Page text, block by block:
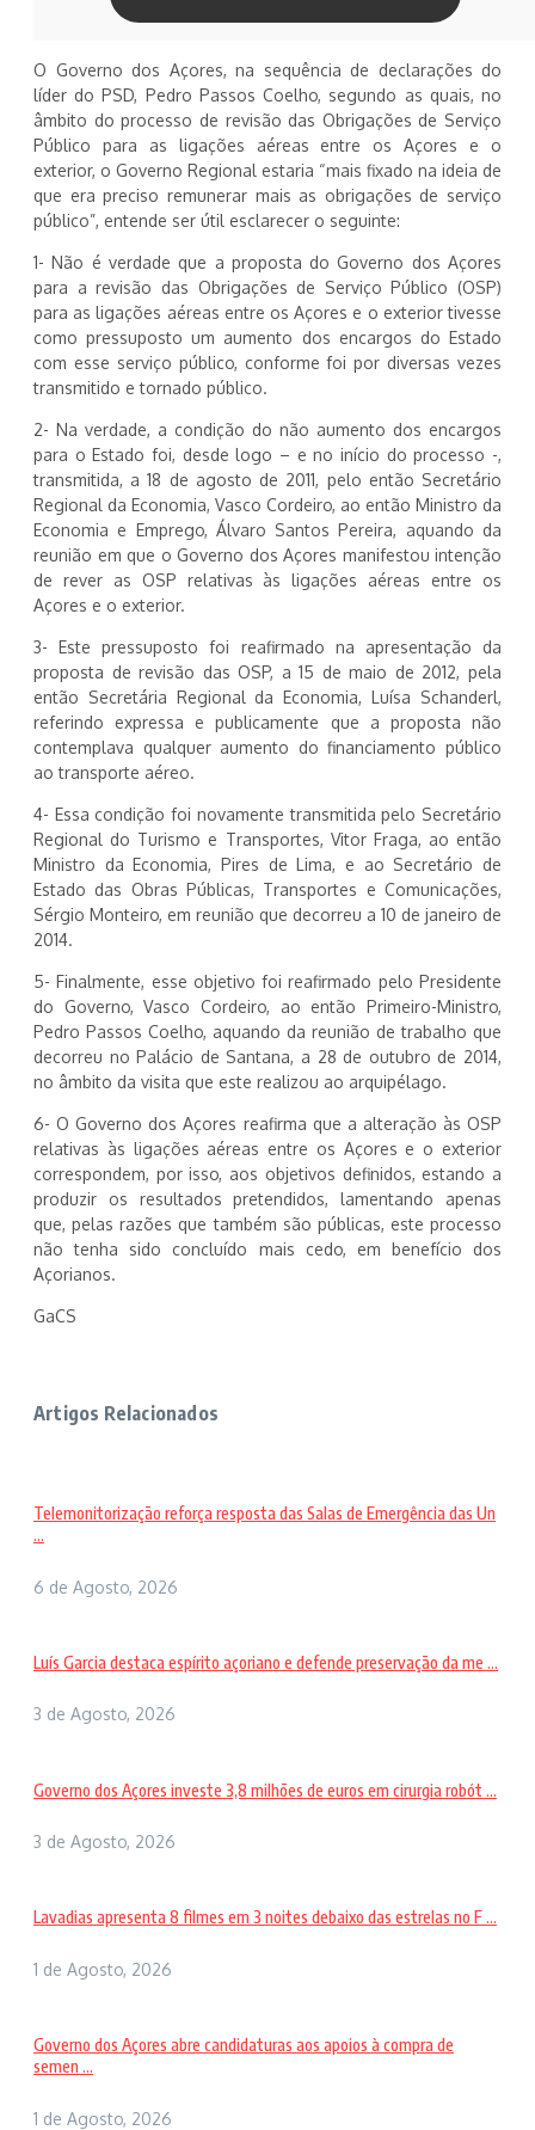
O Governo dos Açores, na sequência de declarações do
líder do PSD, Pedro Passos Coelho, segundo as quais, no
âmbito do processo de revisão das Obrigações de Serviço
Público para as ligações aéreas entre os Açores e o
exterior, o Governo Regional estaria “mais fixado na ideia de
que era preciso remunerar mais as obrigações de serviço
público”, entende ser útil esclarecer o seguinte:
1- Não é verdade que a proposta do Governo dos Açores
para a revisão das Obrigações de Serviço Público (OSP)
para as ligações aéreas entre os Açores e o exterior tivesse
como pressuposto um aumento dos encargos do Estado
com esse serviço público, conforme foi por diversas vezes
transmitido e tornado público.
2- Na verdade, a condição do não aumento dos encargos
para o Estado foi, desde logo – e no início do processo -,
transmitida, a 18 de agosto de 2011, pelo então Secretário
Regional da Economia, Vasco Cordeiro, ao então Ministro da
Economia e Emprego, Álvaro Santos Pereira, aquando da
reunião em que o Governo dos Açores manifestou intenção
de rever as OSP relativas às ligações aéreas entre os
Açores e o exterior.
3- Este pressuposto foi reafirmado na apresentação da
proposta de revisão das OSP, a 15 de maio de 2012, pela
então Secretária Regional da Economia, Luísa Schanderl,
referindo expressa e publicamente que a proposta não
contemplava qualquer aumento do financiamento público
ao transporte aéreo.
4- Essa condição foi novamente transmitida pelo Secretário
Regional do Turismo e Transportes, Vitor Fraga, ao então
Ministro da Economia, Pires de Lima, e ao Secretário de
Estado das Obras Públicas, Transportes e Comunicações,
Sérgio Monteiro, em reunião que decorreu a 10 de janeiro de
2014.
5- Finalmente, esse objetivo foi reafirmado pelo Presidente
do Governo, Vasco Cordeiro, ao então Primeiro-Ministro,
Pedro Passos Coelho, aquando da reunião de trabalho que
decorreu no Palácio de Santana, a 28 de outubro de 2014,
no âmbito da visita que este realizou ao arquipélago.
6- O Governo dos Açores reafirma que a alteração às OSP
relativas às ligações aéreas entre os Açores e o exterior
correspondem, por isso, aos objetivos definidos, estando a
produzir os resultados pretendidos, lamentando apenas
que, pelas razões que também são públicas, este processo
não tenha sido concluído mais cedo, em benefício dos
Açorianos.
GaCS
Artigos Relacionados
Telemonitorização reforça resposta das Salas de Emergência das Un
...
6 de Agosto, 2026
Luís Garcia destaca espírito açoriano e defende preservação da me ...
3 de Agosto, 2026
Governo dos Açores investe 3,8 milhões de euros em cirurgia robót ...
3 de Agosto, 2026
Lavadias apresenta 8 filmes em 3 noites debaixo das estrelas no F ...
1 de Agosto, 2026
Governo dos Açores abre candidaturas aos apoios à compra de
semen ...
1 de Agosto, 2026